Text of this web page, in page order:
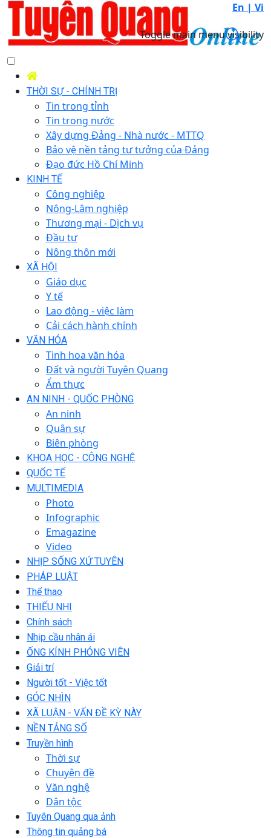
En | Vi
Toggle main menu visibility
THỜI SỰ - CHÍNH TRỊ
Tin trong tỉnh
Tin trong nước
Xây dựng Đảng - Nhà nước - MTTQ
Bảo vệ nền tảng tư tưởng của Đảng
Đạo đức Hồ Chí Minh
KINH TẾ
Công nghiệp
Nông-Lâm nghiệp
Thương mại - Dịch vụ
Đầu tư
Nông thôn mới
XÃ HỘI
Giáo dục
Y tế
Lao động - việc làm
Cải cách hành chính
VĂN HÓA
Tinh hoa văn hóa
Đất và người Tuyên Quang
Ẩm thực
AN NINH - QUỐC PHÒNG
An ninh
Quân sự
Biên phòng
KHOA HỌC - CÔNG NGHỆ
QUỐC TẾ
MULTIMEDIA
Photo
Infographic
Emagazine
Video
NHỊP SỐNG XỨ TUYÊN
PHÁP LUẬT
Thể thao
THIẾU NHI
Chính sách
Nhịp cầu nhân ái
ỐNG KÍNH PHÓNG VIÊN
Giải trí
Người tốt - Việc tốt
GÓC NHÌN
XÃ LUẬN - VẤN ĐỀ KỲ NÀY
NỀN TẢNG SỐ
Truyền hình
Thời sự
Chuyên đề
Văn nghệ
Dân tộc
Tuyên Quang qua ảnh
Thông tin quảng bá